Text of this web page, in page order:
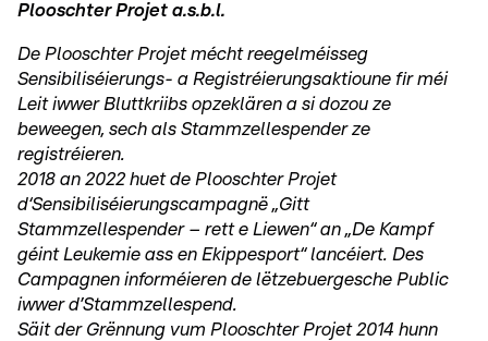
Plooschter Projet a.s.b.l.
De Plooschter Projet mécht reegelméisseg
Sensibiliséierungs- a Registréierungsaktioune fir méi
Leit iwwer Bluttkriibs opzeklären a si dozou ze
beweegen, sech als Stammzellespender ze
registréieren.
2018 an 2022 huet de Plooschter Projet
d‘Sensibiliséierungscampagnë „Gitt
Stammzellespender – rett e Liewen“ an „De Kampf
géint Leukemie ass en Ekippesport“ lancéiert. Des
Campagnen informéieren de lëtzebuergesche Public
iwwer d’Stammzellespend.
Säit der Grënnung vum Plooschter Projet 2014 hunn